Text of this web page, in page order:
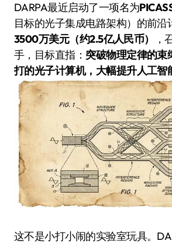
DARPA最近启动了一项名为
目标的光子集成电路架构）的前沿
3500万美元（约2.5亿人民币）
，
手，目标直指： 突破物理定律的束
打的光子计算机，大幅提升人工智
这不是小打小闹的实验室玩具。